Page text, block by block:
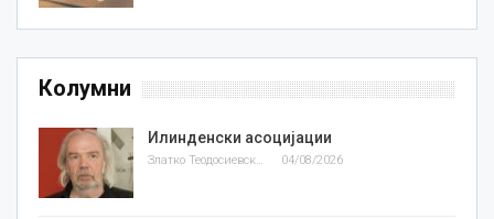
Колумни
Илинденски асоцијации
Златко Теодосиевски 04/08/2026